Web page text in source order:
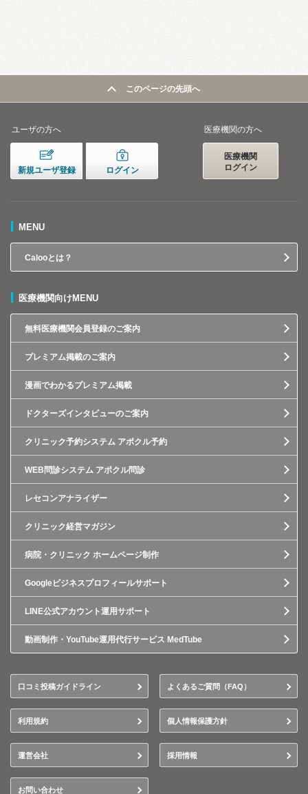
このページの先頭へ
ユーザの方へ
新規ユーザ登録 ログイン
医療機関の方へ
医療機関
ログイン
MENU
Calooとは？
医療機関向けMENU
無料医療機関会員登録のご案内
プレミアム掲載のご案内
漫画でわかるプレミアム掲載
ドクターズインタビューのご案内
クリニック予約システム アポクル予約
WEB問診システム アポクル問診
レセコンアナライザー
クリニック経営マガジン
病院・クリニック ホームページ制作
Googleビジネスプロフィールサポート
LINE公式アカウント運用サポート
動画制作・YouTube運用代行サービス MedTube
口コミ投稿ガイドライン よくあるご質問（FAQ）
利用規約 個人情報保護方針
運営会社 採用情報
お問い合わせ